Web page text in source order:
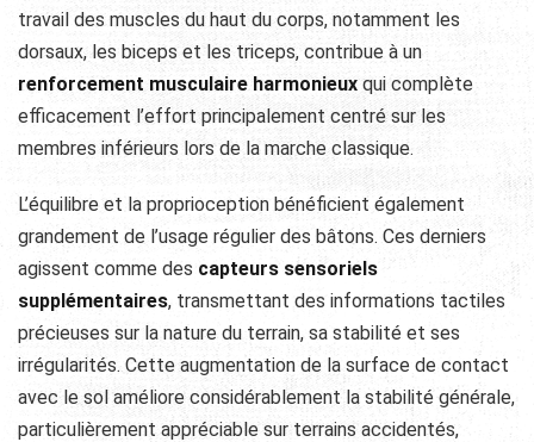
travail des muscles du haut du corps, notamment les
dorsaux, les biceps et les triceps, contribue à un
renforcement musculaire harmonieux qui complète
efficacement l’effort principalement centré sur les
membres inférieurs lors de la marche classique.
L’équilibre et la proprioception bénéficient également
grandement de l’usage régulier des bâtons. Ces derniers
agissent comme des capteurs sensoriels
supplémentaires, transmettant des informations tactiles
précieuses sur la nature du terrain, sa stabilité et ses
irrégularités. Cette augmentation de la surface de contact
avec le sol améliore considérablement la stabilité générale,
particulièrement appréciable sur terrains accidentés,